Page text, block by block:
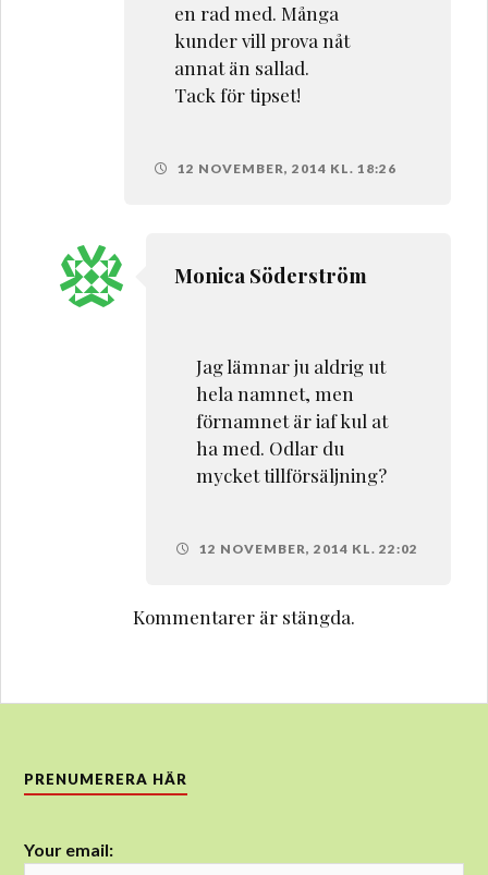
en rad med. Många
kunder vill prova nåt
annat än sallad.
Tack för tipset!
12 NOVEMBER, 2014 KL. 18:26
Monica Söderström
Jag lämnar ju aldrig ut
hela namnet, men
förnamnet är iaf kul at
ha med. Odlar du
mycket tillförsäljning?
12 NOVEMBER, 2014 KL. 22:02
Kommentarer är stängda.
PRENUMERERA HÄR
Your email: